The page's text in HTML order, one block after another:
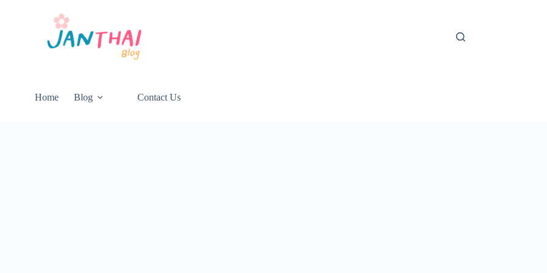
Home Blog Contact Us